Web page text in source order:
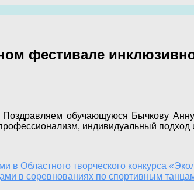
фестивале
обучающуюся Бычкову
индивидуальный
в Областного творческого конкурса
в соревнованиях по спортивным